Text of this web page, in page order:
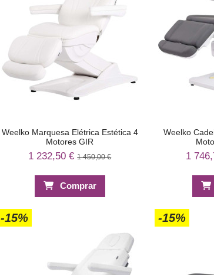
Weelko Marquesa Elétrica Estética 4
Motores GIR
1 232,50 €1 450,00 €
Comprar
Weelko
1
-15% -15%